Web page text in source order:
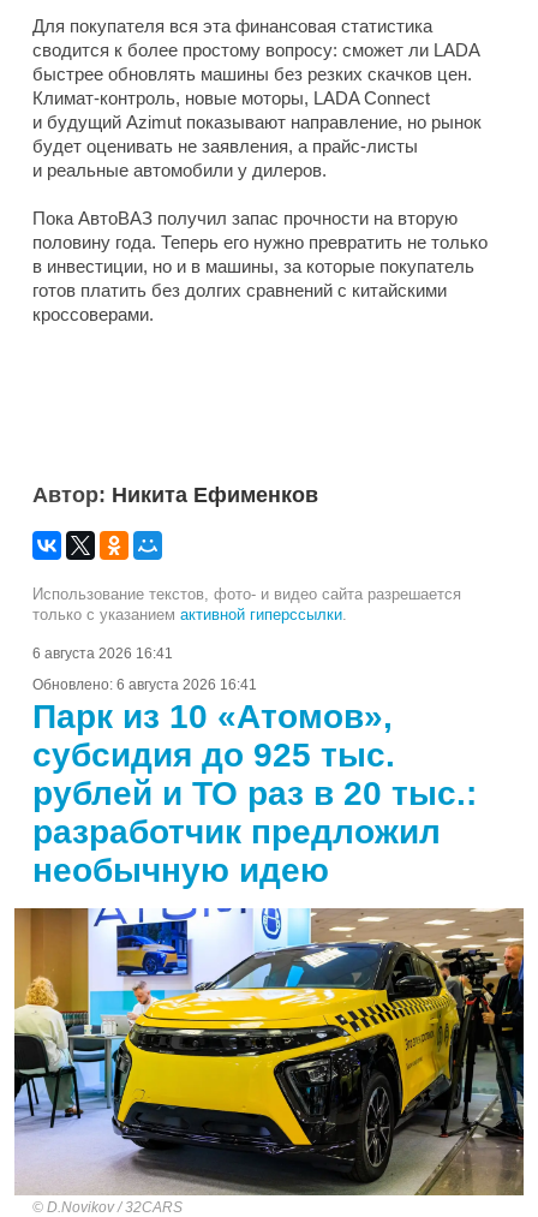
Для покупателя вся эта финансовая статистика
сводится к более простому вопросу: сможет ли LADA
быстрее обновлять машины без резких скачков цен.
Климат-контроль, новые моторы, LADA Connect
и будущий Azimut показывают направление, но рынок
будет оценивать не заявления, а прайс-листы
и реальные автомобили у дилеров.
Пока АвтоВАЗ получил запас прочности на вторую
половину года. Теперь его нужно превратить не только
в инвестиции, но и в машины, за которые покупатель
готов платить без долгих сравнений с китайскими
кроссоверами.
Автор: Никита Ефименков
Использование текстов, фото- и видео сайта разрешается
только с указанием активной гиперссылки.
6 августа 2026 16:41
Обновлено: 6 августа 2026 16:41
Парк из 10 «Атомов»,
субсидия до 925 тыс.
рублей и ТО раз в 20 тыс.:
разработчик предложил
необычную идею
D.Novikov / 32CARS